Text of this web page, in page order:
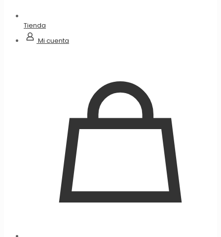
Tienda
Mi cuenta